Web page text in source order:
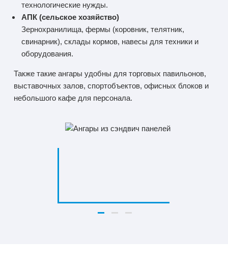
технологические нужды.
АПК (сельское хозяйство)
Зернохранилища, фермы (коровник, телятник,
свинарник), склады кормов, навесы для техники и
оборудования.
Также такие ангары удобны для торговых павильонов,
выставочных залов, спортобъектов, офисных блоков и
небольшого кафе для персонала.